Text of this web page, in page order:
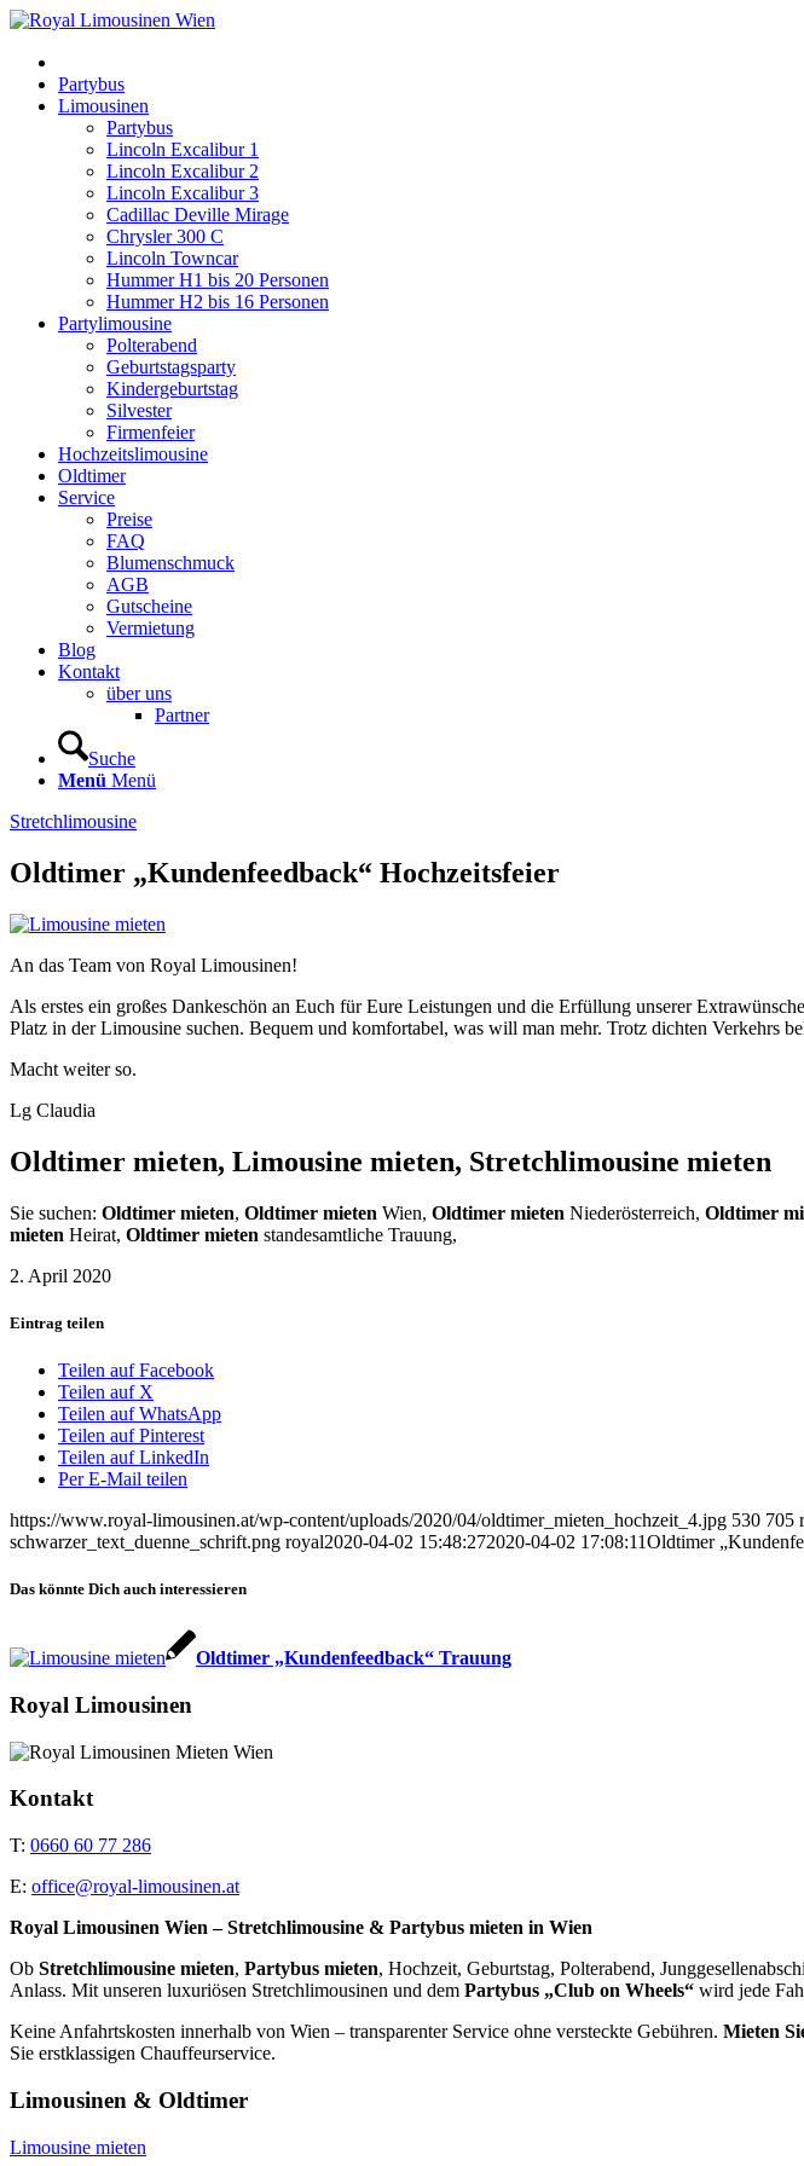
Partybus
Limousinen
Partybus
Lincoln Excalibur 1
Lincoln Excalibur 2
Lincoln Excalibur 3
Cadillac Deville Mirage
Chrysler 300 C
Lincoln Towncar
Hummer H1 bis 20 Personen
Hummer H2 bis 16 Personen
Partylimousine
Polterabend
Geburtstagsparty
Kindergeburtstag
Silvester
Firmenfeier
Hochzeitslimousine
Oldtimer
Service
Preise
FAQ
Blumenschmuck
AGB
Gutscheine
Vermietung
Blog
Kontakt
über uns
Partner
Suche
Menü Menü
Stretchlimousine
Oldtimer „Kundenfeedback“ Hochzeitsfeier
An das Team von Royal Limousinen!
Als erstes ein großes Dankeschön an Euch für Eure Leistungen und die Erfüllung unserer
Platz in der Limousine suchen. Bequem und komfortabel, was will man mehr. Trotz dichten Verkehrs
Macht weiter so.
Lg Claudia
Oldtimer mieten, Limousine mieten, Stretchlimousine mieten
Sie suchen: Oldtimer mieten, Oldtimer mieten Wien, Oldtimer mieten Niederösterreich, Oldtimer
mieten Heirat, Oldtimer mieten standesamtliche Trauung,
2. April 2020
Eintrag teilen
Teilen auf Facebook
Teilen auf X
Teilen auf WhatsApp
Teilen auf Pinterest
Teilen auf LinkedIn
Per E-Mail teilen
https://www.royal-limousinen.at/wp-content/uploads/2020/04/oldtimer_mieten_hochzeit_4.jpg 530 705
schwarzer_text_duenne_schrift.png royal2020-04-02 15:48:272020-04-02 17:08:11Oldtimer
Das könnte Dich auch interessieren
Oldtimer „Kundenfeedback“ Trauung
Royal Limousinen
Kontakt
T: 0660 60 77 286
E: office@royal-limousinen.at
Royal Limousinen Wien – Stretchlimousine & Partybus mieten in Wien
Ob Stretchlimousine mieten, Partybus mieten, Hochzeit, Geburtstag, Polterabend,
Anlass. Mit unseren luxuriösen Stretchlimousinen und dem Partybus „Club on Wheels“ wird jede
Keine Anfahrtskosten innerhalb von Wien – transparenter Service ohne versteckte Gebühren. Mieten
Sie erstklassigen Chauffeurservice.
Limousinen & Oldtimer
Limousine mieten